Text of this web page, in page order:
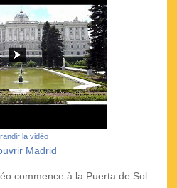
la vidéo
Madrid
commence à la Puerta de Sol